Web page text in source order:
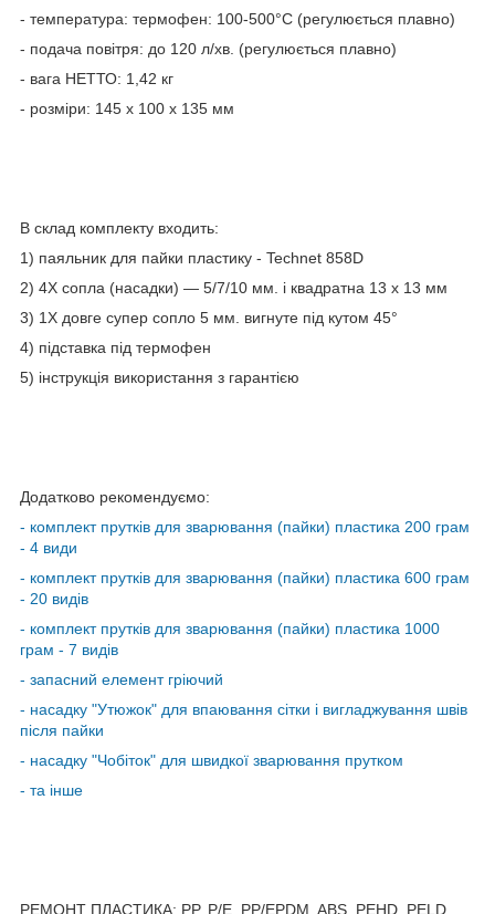
- температура: термофен: 100-500°C (регулюється плавно)
- подача повітря: до 120 л/хв. (регулюється плавно)
- вага НЕТТО: 1,42 кг
- розміри: 145 х 100 х 135 мм
В склад комплекту входить:
1) паяльник для пайки пластику - Technet 858D
2) 4Х сопла (насадки) — 5/7/10 мм. і квадратна 13 х 13 мм
3) 1Х довге супер сопло 5 мм. вигнуте під кутом 45°
4) підставка під термофен
5) інструкція використання з гарантією
Додатково рекомендуємо:
- комплект прутків для зварювання (пайки) пластика 200 грам
- 4 види
- комплект прутків для зварювання (пайки) пластика 600 грам
- 20 видів
- комплект прутків для зварювання (пайки) пластика 1000
грам - 7 видів
- запасний елемент гріючий
- насадку "Утюжок" для впаювання сітки і вигладжування швів
після пайки
- насадку "Чобіток" для швидкої зварювання прутком
- та інше
РЕМОНТ ПЛАСТИКА: PP, P/E, PP/EPDM, ABS, PEHD, PELD,